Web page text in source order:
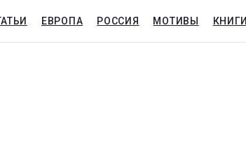
ЕВРОПА РОССИЯ МОТИВЫ КНИГИ